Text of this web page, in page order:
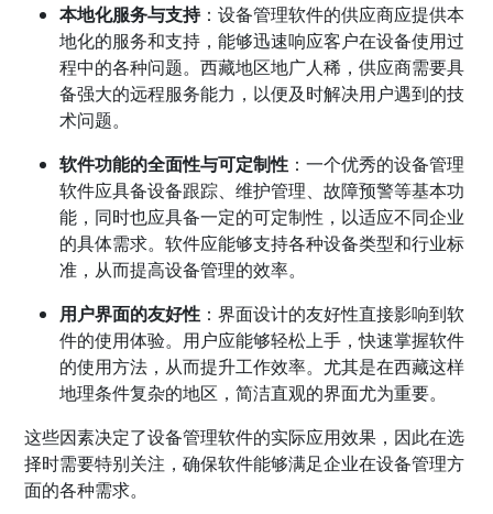
本地化服务与支持：设备管理软件的供应商应提供本
地化的服务和支持，能够迅速响应客户在设备使用过
程中的各种问题。西藏地区地广人稀，供应商需要具
备强大的远程服务能力，以便及时解决用户遇到的技
术问题。
软件功能的全面性与可定制性 ：一个优秀的设备管理
软件应具备设备跟踪、维护管理、故障预警等基本功
能，同时也应具备一定的可定制性，以适应不同企业
的具体需求。软件应能够支持各种设备类型和行业标
准，从而提高设备管理的效率。
用户界面的友好性 ：界面设计的友好性直接影响到软
件的使用体验。用户应能够轻松上手，快速掌握软件
的使用方法，从而提升工作效率。尤其是在西藏这样
地理条件复杂的地区，简洁直观的界面尤为重要。
这些因素决定了设备管理软件的实际应用效果，因此在选
择时需要特别关注，确保软件能够满足企业在设备管理方
面的各种需求。